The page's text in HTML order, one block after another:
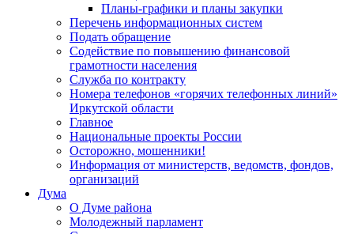
Планы-графики и планы закупки
Перечень информационных систем
Подать обращение
Содействие по повышению финансовой
грамотности населения
Служба по контракту
Номера телефонов «горячих телефонных линий»
Иркутской области
Главное
Национальные проекты России
Осторожно, мошенники!
Информация от министерств, ведомств, фондов,
организаций
Дума
О Думе района
Молодежный парламент